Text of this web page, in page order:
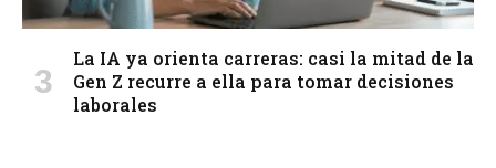
La IA ya orienta carreras: casi la mitad de la
Gen Z recurre a ella para tomar decisiones
laborales